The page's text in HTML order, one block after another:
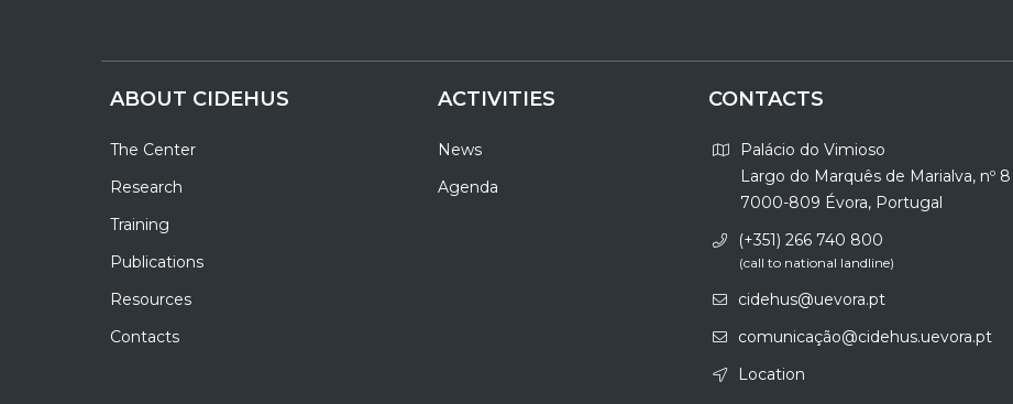
ABOUT CIDEHUS
The Center
Research
Training
Publications
Resources
Contacts
ACTIVITIES
News
Agenda
CONTACTS
Palácio do Vimioso
Largo do Marquês de Marialva, nº 8
7000-809 Évora, Portugal
(+351) 266 740 800
(call to national landline)
cidehus@uevora.pt
comunicação@cidehus.uevora.pt
Location